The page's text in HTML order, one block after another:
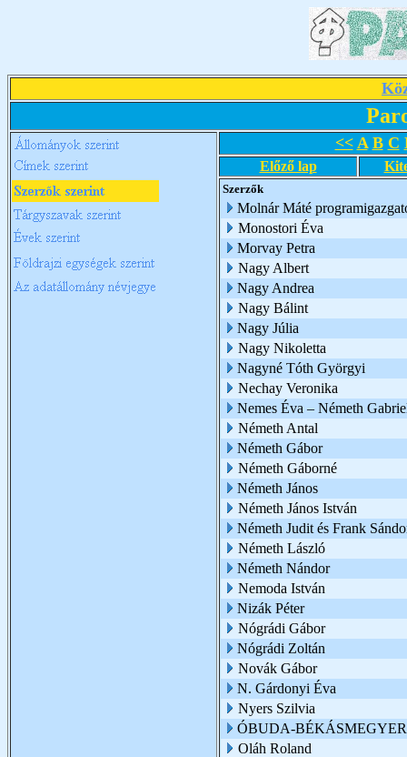
<< A B C
Előző lap
Szerzők
Molnár Máté
Monostori Éva
Morvay Petra
Nagy Albert
Nagy Andrea
Nagy Bálint
Nagy Júlia
Nagy Nikoletta
Nagyné Tóth Györgyi
Nechay Veronika
Nemes Éva – Németh
Németh Antal
Németh Gábor
Németh Gáborné
Németh János
Németh János István
Németh Judit és Frank
Németh László
Németh Nándor
Nemoda István
Nizák Péter
Nógrádi Gábor
Nógrádi Zoltán
Novák Gábor
N. Gárdonyi Éva
Nyers Szilvia
ÓBUDA-
Oláh Roland